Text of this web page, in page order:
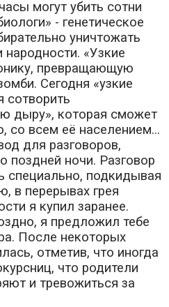
могут убить сотни
- генетическое
уничтожать
«Узкие
превращающую
Сегодня «узкие
сотворить
дыру», которая сможет
со всем её населением...
для разговоров,
поздней ночи. Разговор
специально, подкидывая
в перерывах грея
я купил заранее.
я предложил тебе
После некоторых
отметив, что иногда
что родители
и тревожиться за